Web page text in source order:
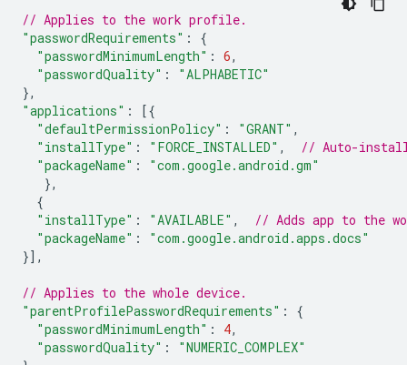
// Applies to the work profile.
"passwordRequirements" :
{
"passwordMinimumLength" : 6,
"passwordQuality" :
"ALPHABETIC"
},
"applications" :
[{
"defaultPermissionPolicy" : "GRANT" ,
"installType" : "FORCE_INSTALLED" ,
// Auto-
"packageName" :
"com.google.android.gm"
},
{
"installType" : "AVAILABLE" ,
// Adds app to the
"packageName" :
"com.google.android.apps.docs"
}],
// Applies to the whole device.
"parentProfilePasswordRequirements" :
{
"passwordMinimumLength" : 4,
"passwordQuality" :
"NUMERIC_COMPLEX"